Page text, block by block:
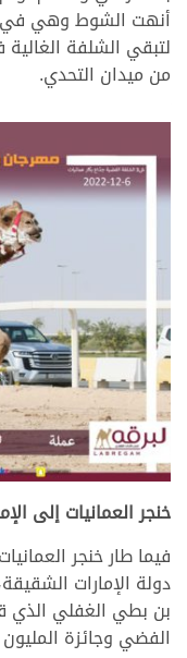
لتبقي الشلفة
من ميدان التحدي.
خنجر العمانيات إلى
فيما طار خنجر
دولة الإمارات
بن بطي الغفلي الذي
الفضي وجائزة المليون ريال